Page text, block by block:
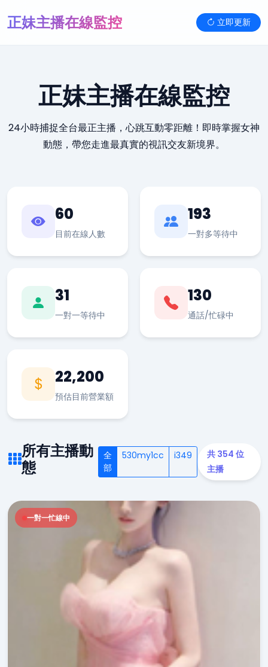
正妹主播在線監控 立即更新
正妹主播在線監控
24小時捕捉全台最正主播，心跳互動零距離！即時掌握女神
動態，帶您走進最真實的視訊交友新境界。
60
目前在線人數
193
一對多等待中
31
一對一等待中
130
通話/忙碌中
22,200
預估目前營業額
所有主播動
態
全
部
530my1cc i349
共 354 位
主播
一對一忙線中